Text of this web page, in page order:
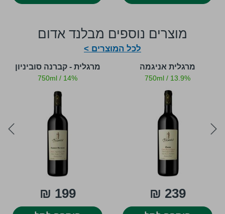
מוצרים נוספים מבלנד אדום
לכל המוצרים >
מרגלית אניגמה
750ml / 13.9%
239 ₪
מרגלית - קברנה סוביניון
750ml / 14%
199 ₪